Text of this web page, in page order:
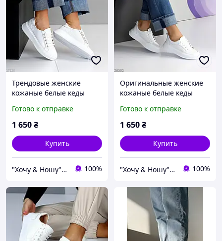
Трендовые женские
кожаные белые кеды
кроссовки Натуральная
кожа Весна Осень
Готово к отправке
1 650₴
Купить
"Хочу & Ношу" - магазин сучасного взуття 100%
Оригинальные женские
кожаные белые кеды
кроссовки Натуральная
кожа Весна Осень
Готово к отправке
1 650₴
Купить
"Хочу & Ношу" - магазин сучасного взуття 100%